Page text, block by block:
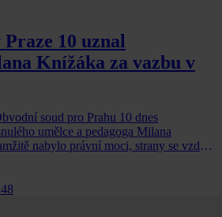
10 uznal
Knížáka za vazbu v
soud pro Prahu 10 dnes
umělce a pedagoga Milana
nabylo právní moci, strany se vzdaly